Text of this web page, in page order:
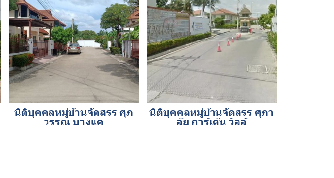
นิติบุคคลหมู่บ้านจัดสรร ศุภ
วรรณ บางแค
นิติบุคคลหมู่บ้านจัดสรร ศุภา
ลัย การ์เด้น วิลล์